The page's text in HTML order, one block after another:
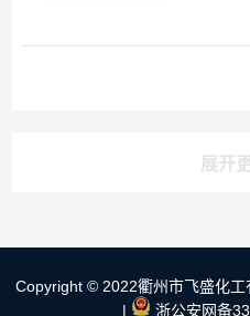
展开
Copyright © 2022衢州市飞盛化工
|
浙公安网备